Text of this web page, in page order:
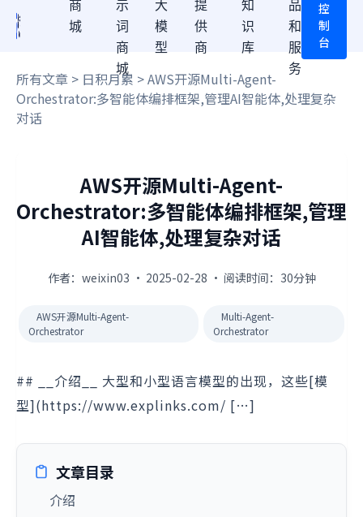
商
城
示
词
商
城
大
模
型
提
供
商
知
识
库
品
和
服
务
控
制
台
所有文章 > 日积月累 > AWS开源Multi-Agent-
Orchestrator:多智能体编排框架,管理AI智能体,处理复杂
对话
AWS开源Multi-Agent-
Orchestrator:多智能体编排框架,管理
AI智能体,处理复杂对话
作者：weixin03 · 2025-02-28 · 阅读时间：30分钟
AWS开源Multi-Agent-
Orchestrator
Multi-Agent-
Orchestrator
## __介绍__ 大型和小型语言模型的出现，这些[模
型](https://www.explinks.com/ […]
文章目录
介绍